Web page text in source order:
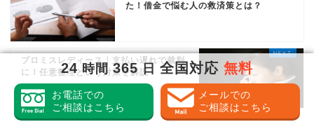
た！借金で悩む人の救済策とは？
プロミスレディース｜支払い遅れで裁判
に！任意整理という対策を解説
24時間365日 全国対応 無料
お電話での
ご相談はこちら
メールでの
ご相談はこちら